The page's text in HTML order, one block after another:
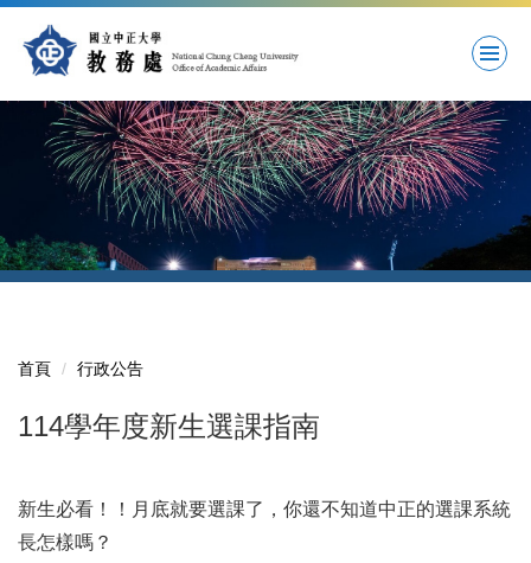
到
首頁 行政公告
114學年度新生選課指南
新生必看！！月底就要選課了，你還不知道中正的選課系統
長怎樣嗎？